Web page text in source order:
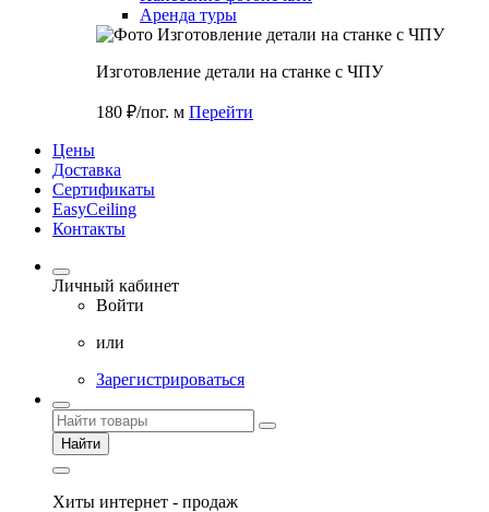
Аренда туры
Изготовление детали на станке с ЧПУ
180 ₽/пог. м Перейти
Цены
Доставка
Cертификаты
EasyCeiling
Контакты
Личный кабинет
Войти
или
Зарегистрироваться
Найти
Хиты интернет - продаж